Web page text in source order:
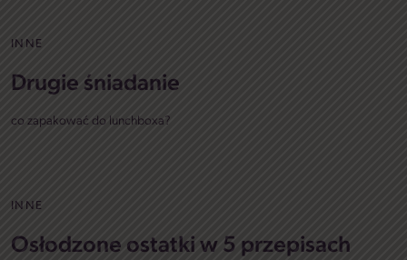
INNE
Drugie śniadanie
co zapakować do lunchboxa?
INNE
Osłodzone ostatki w 5 przepisach